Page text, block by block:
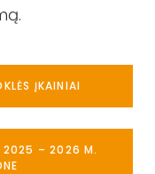
ĮKAINIAI
2025 – 2026 M.